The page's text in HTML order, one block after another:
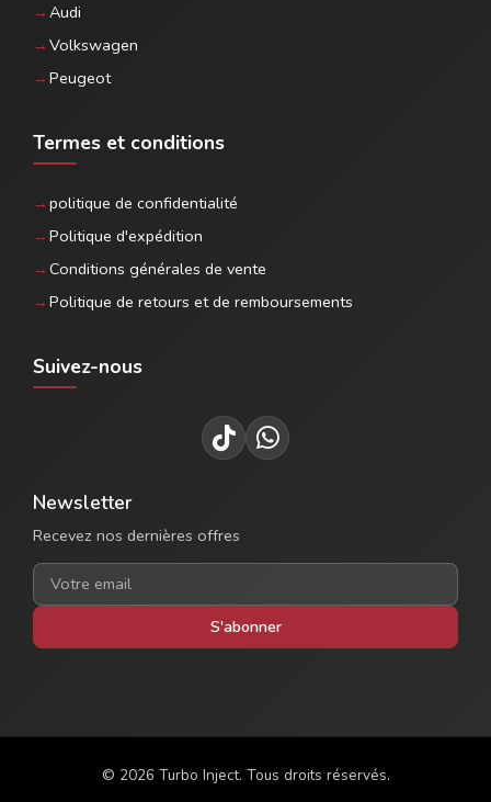
Audi
Volkswagen
Peugeot
Termes et conditions
politique de confidentialité
Politique d'expédition
Conditions générales de vente
Politique de retours et de remboursements
Suivez-nous
Newsletter
Recevez nos dernières offres
S'abonner
© 2026 Turbo Inject. Tous droits réservés.